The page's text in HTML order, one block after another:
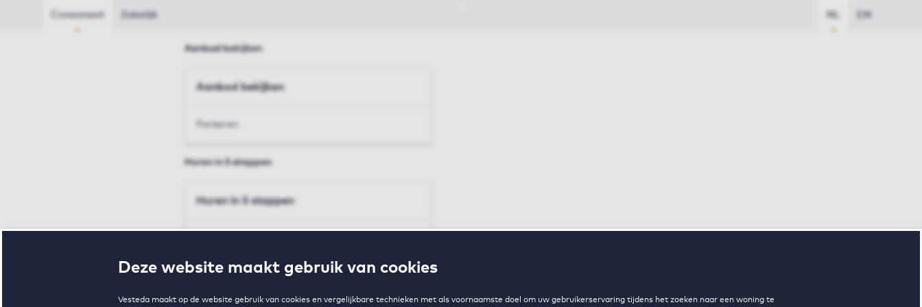
Deze website maakt gebruik van cookies
Vesteda maakt op de website gebruik van cookies en vergelijkbare technieken met als voornaamste doel om uw gebruikerservaring tijdens het zoeken naar een woning te
Consument Zakelijk NL EN
Aanbod bekijken
Aanbod bekijken
Parkeren
Huren in 5 stappen
Huren in 5 stappen
Voorwaarden en toewijzing